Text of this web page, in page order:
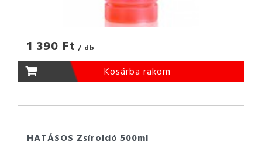
1 390 Ft / db
Kosárba rakom
HATÁSOS Zsíroldó 500ml